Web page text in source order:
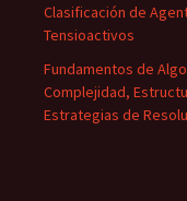
Clasificación de
Tensioactivos
Fundamentos de
Complejidad,
Estrategias de